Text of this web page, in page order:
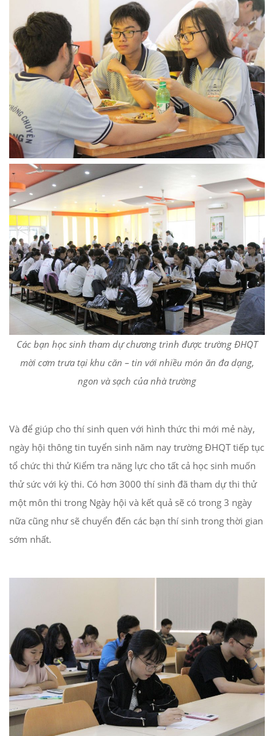
Các bạn học sinh tham dự chương trình được trường ĐHQT
mời cơm trưa tại khu căn – tin với nhiều món ăn đa dạng,
ngon và sạch của nhà trường
Và để giúp cho thí sinh quen với hình thức thi mới mẻ này,
ngày hội thông tin tuyển sinh năm nay trường ĐHQT tiếp tục
tổ chức thi thử Kiểm tra năng lực cho tất cả học sinh muốn
thử sức với kỳ thi. Có hơn 3000 thí sinh đã tham dự thi thử
một môn thi trong Ngày hội và kết quả sẽ có trong 3 ngày
nữa cũng như sẽ chuyển đến các bạn thí sinh trong thời gian
sớm nhất.